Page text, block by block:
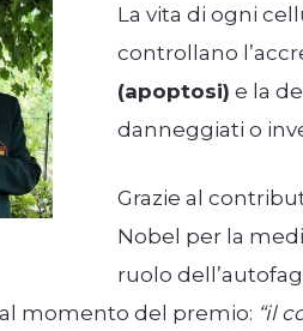
La vita di ogni
controllano
(apoptosi) e la
danneggiati o
Grazie al
Nobel per la
ruolo
momento del premio: “il